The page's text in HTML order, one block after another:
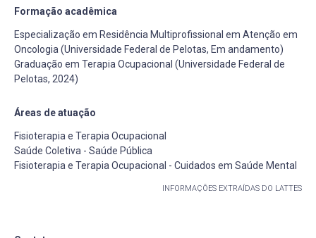
Formação acadêmica
Especialização em Residência Multiprofissional em Atenção em
Oncologia (Universidade Federal de Pelotas, Em andamento)
Graduação em Terapia Ocupacional (Universidade Federal de
Pelotas, 2024)
Áreas de atuação
Fisioterapia e Terapia Ocupacional
Saúde Coletiva - Saúde Pública
Fisioterapia e Terapia Ocupacional - Cuidados em Saúde Mental
INFORMAÇÕES EXTRAÍDAS DO LATTES